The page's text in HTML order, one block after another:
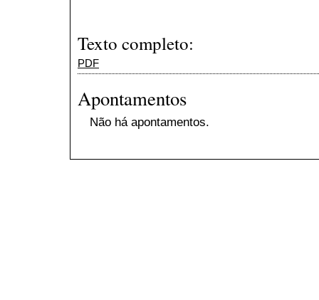
Texto completo:
PDF
Apontamentos
Não há apontamentos.